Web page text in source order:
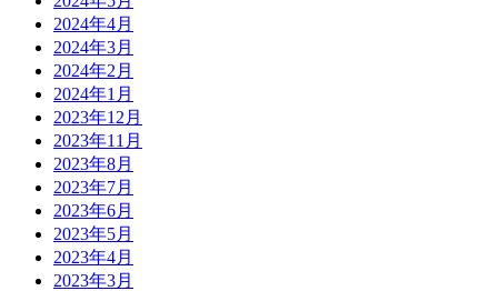
2024年4月
2024年3月
2024年2月
2024年1月
2023年12月
2023年11月
2023年8月
2023年7月
2023年6月
2023年5月
2023年4月
2023年3月